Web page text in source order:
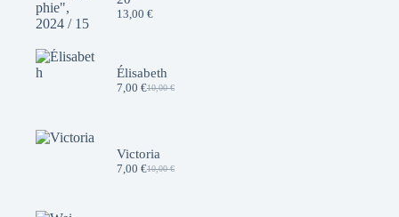
13,00 €
Élisabeth
10,00€
Le
10,00 €.
7,00 €Le
7,00 €.
Victoria
10,00€
Le
7,00 €Le